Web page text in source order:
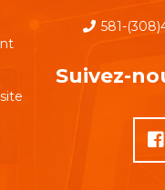
581-
Suivez-